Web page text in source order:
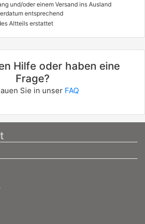
und/oder einem Versand ins Ausland
entsprechend
Altteils erstattet
Hilfe oder haben eine
Frage?
Sie in unser FAQ